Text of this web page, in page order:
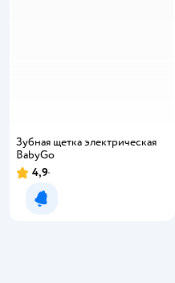
Зубная щетка электрическая
BabyGo
4,9
Уведомить о появлении